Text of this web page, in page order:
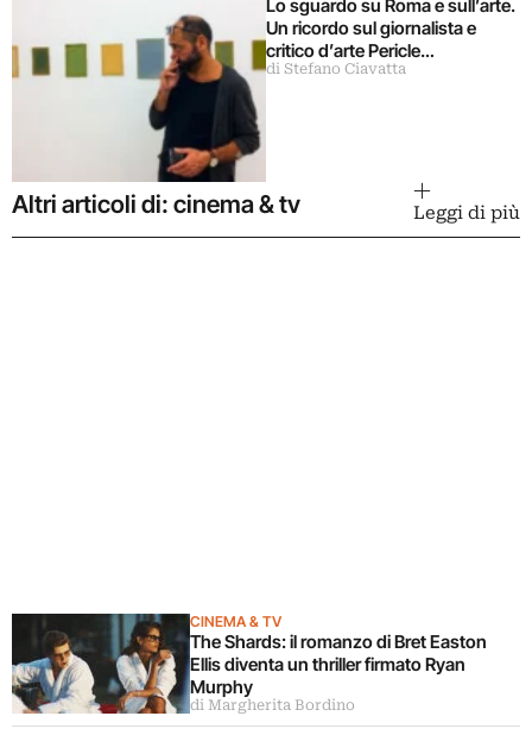
Lo sguardo su Roma e sull’arte.
Un ricordo sul giornalista e
critico d’arte Pericle
Guaglianone
di Stefano Ciavatta
Altri articoli di: cinema & tv Leggi di più
CINEMA & TV
The Shards: il romanzo di Bret Easton
Ellis diventa un thriller firmato Ryan
Murphy
di Margherita Bordino